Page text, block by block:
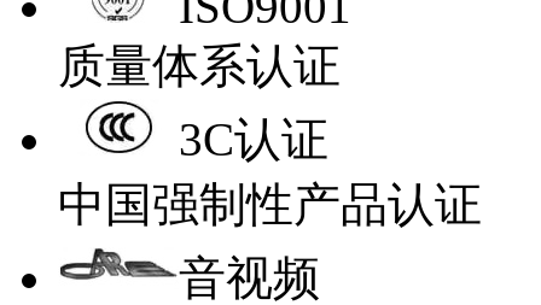
质量体系认证
3C认证
中国强制性产品认证
音视频